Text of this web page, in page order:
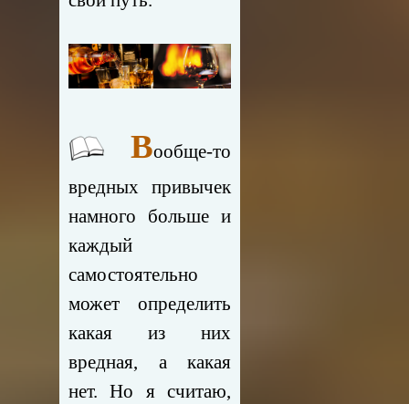
Вообще-то
вредных привычек
намного больше и
каждый
самостоятельно
может определить
какая из них
вредная, а какая
нет. Но я считаю,